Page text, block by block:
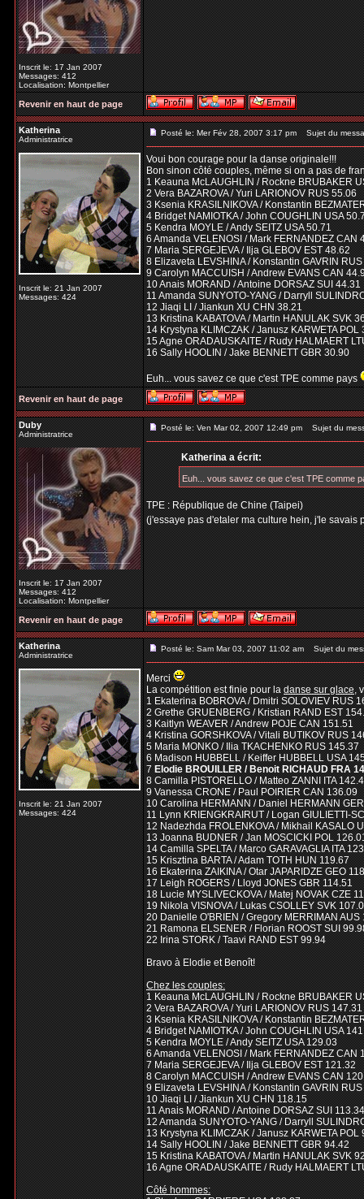
Inscrit le: 17 Jan 2007
Messages: 412
Localisation: Montpellier
Revenir en haut de page
Katherina
Administratrice
Inscrit le: 21 Jan 2007
Messages: 424
Posté le: Mer Fév 28, 2007 3:17 pm Sujet du
Voui bon courage pour la danse originale!!!
Bon sinon côté couples, même si on a pas de
1 Keauna McLAUGHLIN / Rockne BRUBAKER
2 Vera BAZAROVA / Yuri LARIONOV RUS 55.06
3 Ksenia KRASILNIKOVA / Konstantin
4 Bridget NAMIOTKA / John COUGHLIN USA
5 Kendra MOYLE / Andy SEITZ USA 50.71
6 Amanda VELENOSI / Mark FERNANDEZ CAN
7 Maria SERGEJEVA / Ilja GLEBOV EST 48.62
8 Elizaveta LEVSHINA / Konstantin GAVRIN
9 Carolyn MACCUISH / Andrew EVANS CAN
10 Anais MORAND / Antoine DORSAZ SUI 44.31
11 Amanda SUNYOTO-YANG / Darryll
12 Jiaqi LI / Jiankun XU CHN 38.21
13 Kristina KABATOVA / Martin HANULAK SVK
14 Krystyna KLIMCZAK / Janusz KARWETA POL
15 Agne ORADAUSKAITE / Rudy HALMAERT
16 Sally HOOLIN / Jake BENNETT GBR 30.90
Euh... vous savez ce que c'est TPE comme pays
Revenir en haut de page
Duby
Administratrice
Inscrit le: 17 Jan 2007
Messages: 412
Localisation: Montpellier
Posté le: Ven Mar 02, 2007 12:49 pm Sujet du
Katherina a écrit:
Euh... vous savez ce que c'est TPE comme
TPE : République de Chine (Taipei)
(j'essaye pas d'etaler ma culture hein, j'le
Revenir en haut de page
Katherina
Administratrice
Inscrit le: 21 Jan 2007
Messages: 424
Posté le: Sam Mar 03, 2007 11:02 am Sujet du
Merci
La compétition est finie pour ladanse sur glace,
1 Ekaterina BOBROVA / Dmitri SOLOVIEV RUS
2 Grethe GRUENBERG / Kristian RAND EST
3 Kaitlyn WEAVER / Andrew POJE CAN 151.51
4 Kristina GORSHKOVA / Vitali BUTIKOV RUS
5 Maria MONKO / Ilia TKACHENKO RUS 145.37
6 Madison HUBBELL / Keiffer HUBBELL USA
7Elodie BROUILLER / Benoit RICHAUD FRA
8 Camilla PISTORELLO / Matteo ZANNI ITA
9 Vanessa CRONE / Paul POIRIER CAN 136.09
10 Carolina HERMANN / Daniel HERMANN
11 Lynn KRIENGKRAIRUT / Logan GIULIETTI-
12 Nadezhda FROLENKOVA / Mikhail KASALO
13 Joanna BUDNER / Jan MOSCICKI POL
14 Camilla SPELTA / Marco GARAVAGLIA ITA
15 Krisztina BARTA / Adam TOTH HUN 119.67
16 Ekaterina ZAIKINA / Otar JAPARIDZE GEO
17 Leigh ROGERS / Lloyd JONES GBR 114.51
18 Lucie MYSLIVECKOVA / Matej NOVAK CZE
19 Nikola VISNOVA / Lukas CSOLLEY SVK
20 Danielle O'BRIEN / Gregory MERRIMAN AUS
21 Ramona ELSENER / Florian ROOST SUI
22 Irina STORK / Taavi RAND EST 99.94
Bravo à Elodie et Benoît!
Chez les couples:
1 Keauna McLAUGHLIN / Rockne BRUBAKER
2 Vera BAZAROVA / Yuri LARIONOV RUS 147.31
3 Ksenia KRASILNIKOVA / Konstantin
4 Bridget NAMIOTKA / John COUGHLIN USA
5 Kendra MOYLE / Andy SEITZ USA 129.03
6 Amanda VELENOSI / Mark FERNANDEZ CAN
7 Maria SERGEJEVA / Ilja GLEBOV EST 121.32
8 Carolyn MACCUISH / Andrew EVANS CAN
9 Elizaveta LEVSHINA / Konstantin GAVRIN
10 Jiaqi LI / Jiankun XU CHN 118.15
11 Anais MORAND / Antoine DORSAZ SUI 113.34
12 Amanda SUNYOTO-YANG / Darryll
13 Krystyna KLIMCZAK / Janusz KARWETA POL
14 Sally HOOLIN / Jake BENNETT GBR 94.42
15 Kristina KABATOVA / Martin HANULAK SVK
16 Agne ORADAUSKAITE / Rudy HALMAERT
Côté hommes: